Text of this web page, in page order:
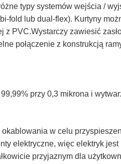
typy systemów wejścia /
fold lub dual-flex). Kurtyny
z PVC.Wystarczy zawiesić
połączenie z konstrukcją
przy 0,3 mikrona i
w celu
elektryczne, więc elektryk
przyjaznym dla